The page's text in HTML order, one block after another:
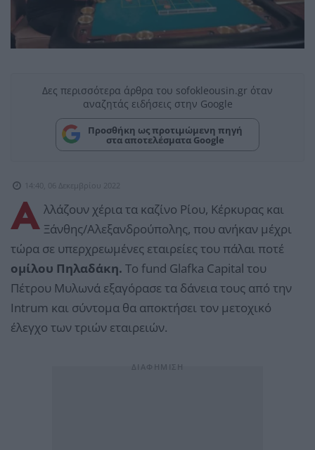
Δες περισσότερα άρθρα του sofokleousin.gr όταν
αναζητάς ειδήσεις στην Google
Προσθήκη ως προτιμώμενη πηγή
στα αποτελέσματα Google
14:40, 06 Δεκεμβρίου 2022
Α λλάζουν χέρια τα καζίνο Ρίου, Κέρκυρας και
Ξάνθης/Αλεξανδρούπολης, που ανήκαν μέχρι
τώρα σε υπερχρεωμένες εταιρείες του πάλαι ποτέ
ομίλου Πηλαδάκη. Το fund Glafka Capital του
Πέτρου Μυλωνά εξαγόρασε τα δάνεια τους από την
Intrum και σύντομα θα αποκτήσει τον μετοχικό
έλεγχο των τριών εταιρειών.